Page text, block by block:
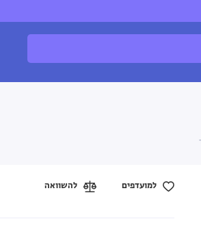
למועדפים להשוואה